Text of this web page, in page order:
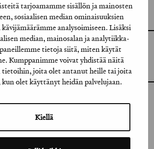
tarjoamamme sisällön ja mainosten
sosiaalisen median ominaisuuksien
analysoimiseen. Lisäksi
median, mainosalan ja analytiikka-
tietoja siitä, miten käytät
Kumppanimme voivat yhdistää näitä
joita olet antanut heille tai joita
olet käyttänyt heidän palvelujaan.
Kiellä
henkilöt / tahot:
GRAFIA RY
GRAFIA(AT)GRAFIA.FI
UUDENMAANKATU 11 B 9,
INSTAGRAM